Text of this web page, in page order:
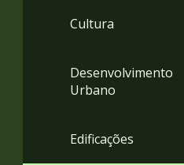
Cultura
Desenvolvimento
Urbano
Edificações